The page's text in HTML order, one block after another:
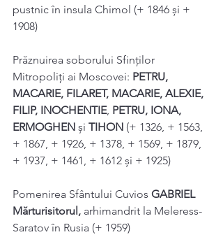
pustnic în insula Chimol (+ 1846 și +
1908)
Prăznuirea soborului Sfinților
Mitropoliţi ai Moscovei: PETRU,
MACARIE, FILARET, MACARIE, ALEXIE,
FILIP, INOCHENTIE, PETRU, IONA,
ERMOGHEN și TIHON (+ 1326, + 1563,
+ 1867, + 1926, + 1378, + 1569, + 1879,
+ 1937, + 1461, + 1612 și + 1925)
Pomenirea Sfântului Cuvios GABRIEL
Mărturisitorul, arhimandrit la Meleress-
Saratov în Rusia (+ 1959)